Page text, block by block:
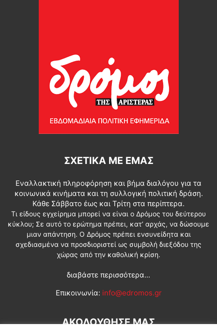
ΣΧΕΤΙΚΆ ΜΕ ΕΜΆΣ
Εναλλακτική πληροφόρηση και βήμα διαλόγου για τα
κοινωνικά κινήματα και τη συλλογική πολιτική δράση.
Κάθε Σάββατο έως και Τρίτη στα περίπτερα.
Τι είδους εγχείρημα μπορεί να είναι ο Δρόμος του δεύτερου
κύκλου; Σε αυτό το ερώτημα πρέπει, κατ’ αρχάς, να δώσουμε
μιαν απάντηση. Ο Δρόμος πρέπει ενσυνείδητα και
σχεδιασμένα να προσδιοριστεί ως συμβολή διεξόδου της
χώρας από την καθολική κρίση.
διαβάστε περισσότερα...
Επικοινωνία: info@edromos.gr
ΑΚΟΛΟΥΘΗΣΕ ΜΑΣ